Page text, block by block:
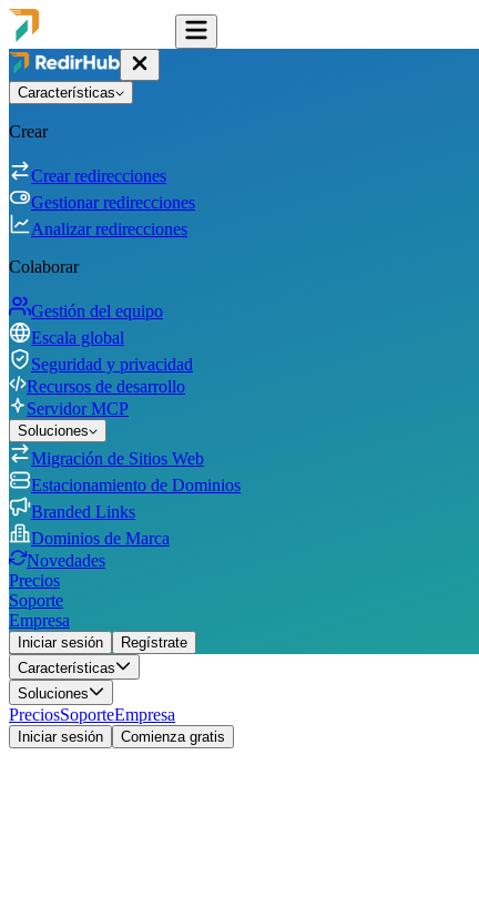
Características
Crear
Crear redirecciones
Gestionar redirecciones
Analizar redirecciones
Colaborar
Gestión del equipo
Escala global
Seguridad y privacidad
Recursos de desarrollo
Servidor MCP
Soluciones
Migración de Sitios Web
Estacionamiento de Dominios
Branded Links
Dominios de Marca
Novedades
Precios
Soporte
Empresa
Iniciar sesión
Regístrate
Características
Soluciones
PreciosSoporteEmpresa
Iniciar sesión Comienza gratis